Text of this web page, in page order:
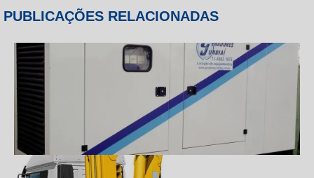
PUBLICAÇÕES RELACIONADAS